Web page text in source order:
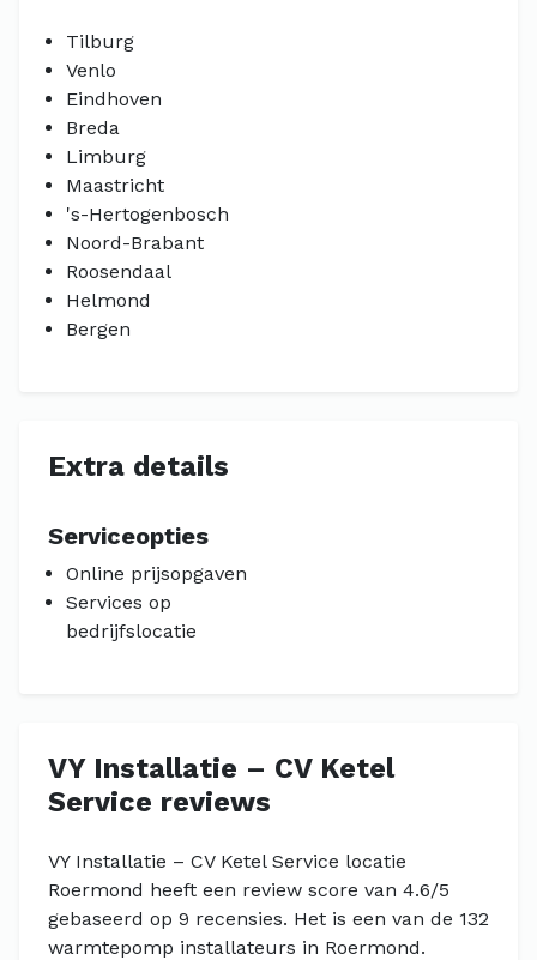
Tilburg
Venlo
Eindhoven
Breda
Limburg
Maastricht
's-Hertogenbosch
Noord-Brabant
Roosendaal
Helmond
Bergen
Extra details
Serviceopties
Online prijsopgaven
Services op
bedrijfslocatie
VY Installatie – CV Ketel
Service reviews
VY Installatie – CV Ketel Service locatie
Roermond heeft een review score van 4.6/5
gebaseerd op 9 recensies. Het is een van de 132
warmtepomp installateurs in Roermond.